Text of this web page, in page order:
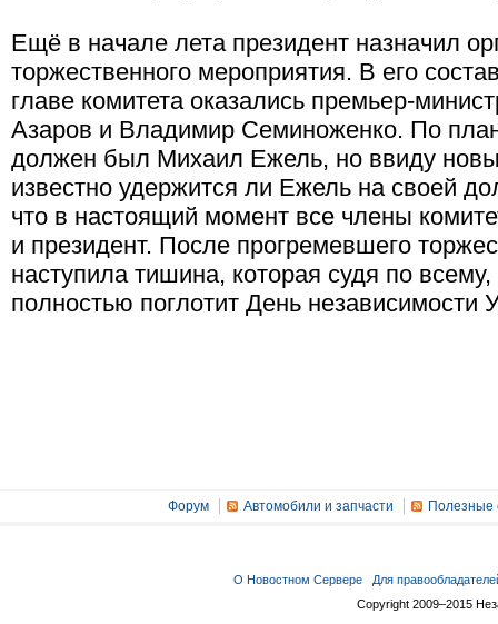
Ещё в начале лета президент назначил
торжественного мероприятия. В его
главе комитета оказались премьер-
Азаров и Владимир Семиноженко. По
должен был Михаил Ежель, но ввиду
известно удержится ли Ежель на своей
что в настоящий момент все члены
и президент. После прогремевшего
наступила тишина, которая судя по
полностью поглотит День независимости
Форум Автомобили и запчасти Полезные
О Новостном Сервере
Для
Copyright 2009–2015